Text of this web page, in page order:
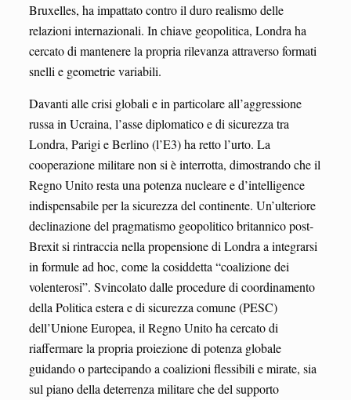
Bruxelles, ha impattato contro il duro realismo delle
relazioni internazionali. In chiave geopolitica, Londra ha
cercato di mantenere la propria rilevanza attraverso formati
snelli e geometrie variabili.
Davanti alle crisi globali e in particolare all’aggressione
russa in Ucraina, l’asse diplomatico e di sicurezza tra
Londra, Parigi e Berlino (l’E3) ha retto l’urto. La
cooperazione militare non si è interrotta, dimostrando che il
Regno Unito resta una potenza nucleare e d’intelligence
indispensabile per la sicurezza del continente. Un’ulteriore
declinazione del pragmatismo geopolitico britannico post-
Brexit si rintraccia nella propensione di Londra a integrarsi
in formule ad hoc, come la cosiddetta “coalizione dei
volenterosi”. Svincolato dalle procedure di coordinamento
della Politica estera e di sicurezza comune (PESC)
dell’Unione Europea, il Regno Unito ha cercato di
riaffermare la propria proiezione di potenza globale
guidando o partecipando a coalizioni flessibili e mirate, sia
sul piano della deterrenza militare che del supporto